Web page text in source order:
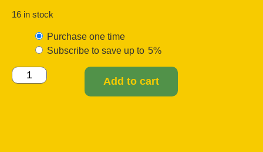
16 in stock
Purchase one time
Subscribe to save up to 5%
Add to cart